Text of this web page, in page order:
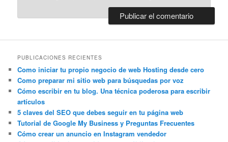
PUBLICACIONES RECIENTES
Como iniciar tu propio negocio de web Hosting desde cero
Como preparar mi sitio web para búsquedas por voz
Cómo escribir en tu blog. Una técnica poderosa para escribir
artículos
5 claves del SEO que debes seguir en tu página web
Tutorial de Google My Business y Preguntas Frecuentes
Cómo crear un anuncio en Instagram vendedor